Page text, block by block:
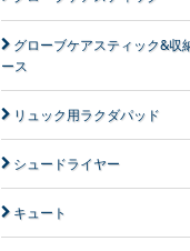
グローブケアスティック&収
ース
リュック用ラクダパッド
シュードライヤー
キュート